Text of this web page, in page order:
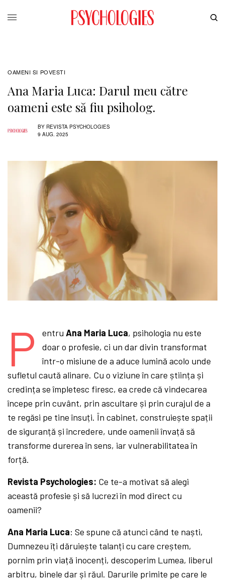
OAMENI SI POVESTI
Ana Maria Luca: Darul meu către
oameni este să fiu psiholog.
BY REVISTA PSYCHOLOGIES
9 AUG. 2025
P entru Ana Maria Luca, psihologia nu este
doar o profesie, ci un dar divin transformat
într-o misiune de a aduce lumină acolo unde
sufletul caută alinare. Cu o viziune în care știința și
credința se împletesc firesc, ea crede că vindecarea
începe prin cuvânt, prin ascultare și prin curajul de a
te regăsi pe tine însuți. În cabinet, construiește spații
de siguranță și încredere, unde oamenii învață să
transforme durerea în sens, iar vulnerabilitatea în
forță.
Revista Psychologies: Ce te-a motivat să alegi
această profesie și să lucrezi în mod direct cu
oamenii?
Ana Maria Luca: Se spune că atunci când te naști,
Dumnezeu îți dăruiește talanți cu care creștem,
pornim prin viață inocenți, descoperim Lumea, liberul
arbitru, binele dar și răul. Darurile primite pe care le